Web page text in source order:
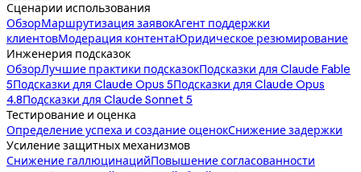
Сценарии использования
ОбзорМаршрутизация заявокАгент поддержки
клиентовМодерация контентаЮридическое резюмирование
Инженерия подсказок
ОбзорЛучшие практики подсказокПодсказки для Claude Fable
5Подсказки для Claude Opus 5Подсказки для Claude Opus
4.8Подсказки для Claude Sonnet 5
Тестирование и оценка
Определение успеха и создание оценокСнижение задержки
Усиление защитных механизмов
Снижение галлюцинацийПовышение согласованности